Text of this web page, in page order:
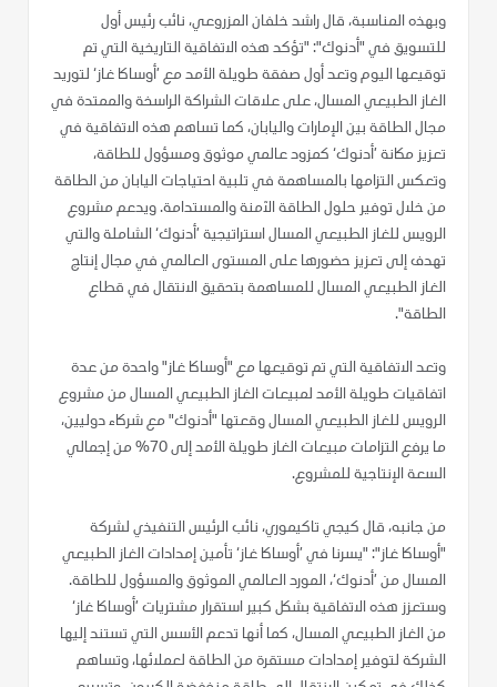
وبهذه المناسبة، قال راشد خلفان المزروعي، نائب رئيس أول
للتسويق في "أدنوك": "تؤكد هذه الاتفاقية التاريخية التي تم
توقيعها اليوم وتعد أول صفقة طويلة الأمد مع ’أوساكا غاز‘ لتوريد
الغاز الطبيعي المسال، على علاقات الشراكة الراسخة والممتدة في
مجال الطاقة بين الإمارات واليابان، كما تساهم هذه الاتفاقية في
تعزيز مكانة ’أدنوك‘ كمزود عالمي موثوق ومسؤول للطاقة،
وتعكس التزامها بالمساهمة في تلبية احتياجات اليابان من الطاقة
من خلال توفير حلول الطاقة الآمنة والمستدامة. ويدعم مشروع
الرويس للغاز الطبيعي المسال استراتيجية ’أدنوك‘ الشاملة والتي
تهدف إلى تعزيز حضورها على المستوى العالمي في مجال إنتاج
الغاز الطبيعي المسال للمساهمة بتحقيق الانتقال في قطاع
الطاقة".
وتعد الاتفاقية التي تم توقيعها مع "أوساكا غاز" واحدة من عدة
اتفاقيات طويلة الأمد لمبيعات الغاز الطبيعي المسال من مشروع
الرويس للغاز الطبيعي المسال وقعتها "أدنوك" مع شركاء دوليين،
ما يرفع التزامات مبيعات الغاز طويلة الأمد إلى 70% من إجمالي
السعة الإنتاجية للمشروع.
من جانبه، قال كيجي تاكيموري، نائب الرئيس التنفيذي لشركة
"أوساكا غاز": "يسرنا في ’أوساكا غاز‘ تأمين إمدادات الغاز الطبيعي
المسال من ’أدنوك‘، المورد العالمي الموثوق والمسؤول للطاقة.
وستعزز هذه الاتفاقية بشكل كبير استقرار مشتريات ’أوساكا غاز‘
من الغاز الطبيعي المسال، كما أنها تدعم الأسس التي تستند إليها
الشركة لتوفير إمدادات مستقرة من الطاقة لعملائها، وتساهم